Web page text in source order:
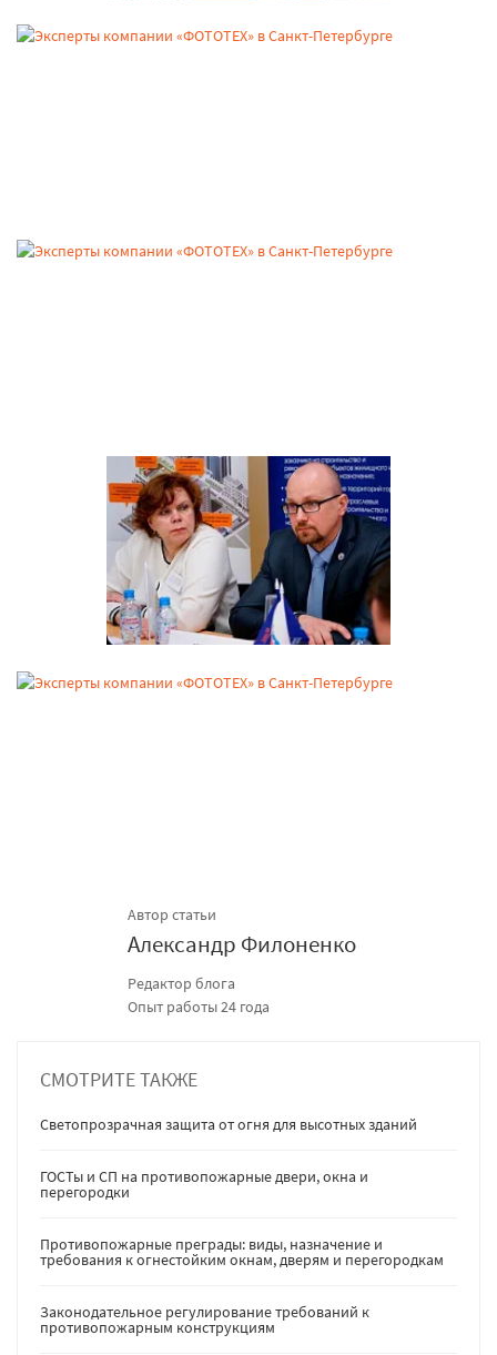
Автор статьи
Александр Филоненко
Редактор блога
Опыт работы 24 года
СМОТРИТЕ ТАКЖЕ
Светопрозрачная защита от огня для высотных зданий
ГОСТы и СП на противопожарные двери, окна и
перегородки
Противопожарные преграды: виды, назначение и
требования к огнестойким окнам, дверям и перегородкам
Законодательное регулирование требований к
противопожарным конструкциям